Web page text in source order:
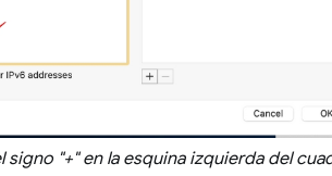
signo "+" en la esquina izquierda del